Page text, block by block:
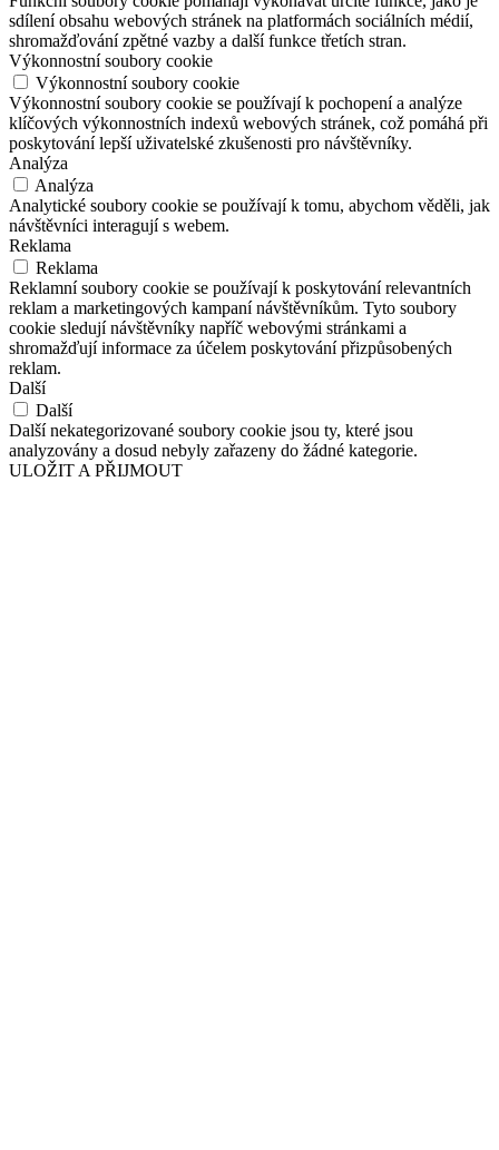
sdílení obsahu webových stránek na platformách sociálních médií,
shromažďování zpětné vazby a další funkce třetích stran.
Výkonnostní soubory cookie
Výkonnostní soubory cookie
Výkonnostní soubory cookie se používají k pochopení a analýze
klíčových výkonnostních indexů webových stránek, což pomáhá při
poskytování lepší uživatelské zkušenosti pro návštěvníky.
Analýza
Analýza
Analytické soubory cookie se používají k tomu, abychom věděli, jak
návštěvníci interagují s webem.
Reklama
Reklama
Reklamní soubory cookie se používají k poskytování relevantních
reklam a marketingových kampaní návštěvníkům. Tyto soubory
cookie sledují návštěvníky napříč webovými stránkami a
shromažďují informace za účelem poskytování přizpůsobených
reklam.
Další
Další
Další nekategorizované soubory cookie jsou ty, které jsou
analyzovány a dosud nebyly zařazeny do žádné kategorie.
ULOŽIT A PŘIJMOUT